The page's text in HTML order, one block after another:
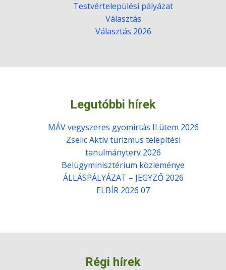
Testvértelepülési pályázat
Választás
Választás 2026
Legutóbbi hírek
MÁV vegyszeres gyomirtás II.ütem 2026
Zselic Aktív turizmus telepítési
tanulmányterv 2026
Belügyminisztérium közleménye
ÁLLÁSPÁLYÁZAT – JEGYZŐ 2026
ELBÍR 2026 07
Régi hírek